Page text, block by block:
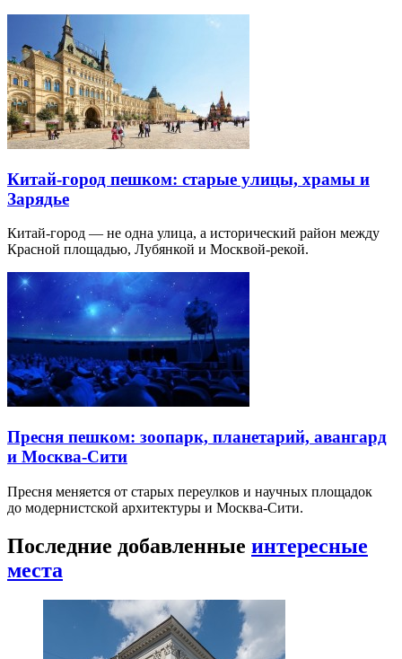
Китай-город пешком: старые улицы, храмы и
Зарядье
Китай-город — не одна улица, а исторический район между
Красной площадью, Лубянкой и Москвой-рекой.
Пресня пешком: зоопарк, планетарий, авангард
и Москва-Сити
Пресня меняется от старых переулков и научных площадок
до модернистской архитектуры и Москва-Сити.
Последние добавленные интересные
места